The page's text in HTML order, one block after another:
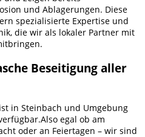
und Ablagerungen. Diese
spezialisierte Expertise und
die wir als lokaler Partner mit
Beseitigung aller
in Steinbach und Umgebung
egal ob am
oder an Feiertagen – wir sind